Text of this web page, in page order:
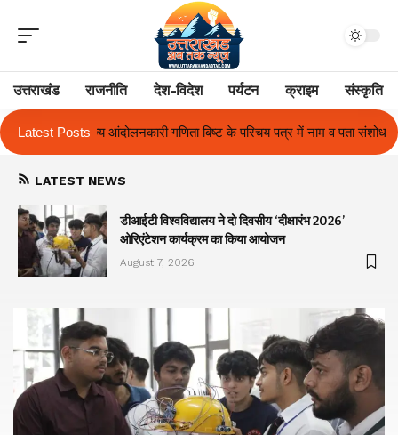
उत्तराखंड राजनीति देश-विदेश पर्यटन क्राइम संस्कृति
Latest Posts
के परिचय पत्र में नाम व पता संशोधन का प्रकरण का हुआ समाधान
LATEST NEWS
डीआईटी विश्वविद्यालय ने दो दिवसीय ‘दीक्षारंभ 2026’
ओरिएंटेशन कार्यक्रम का किया आयोजन
August 7, 2026